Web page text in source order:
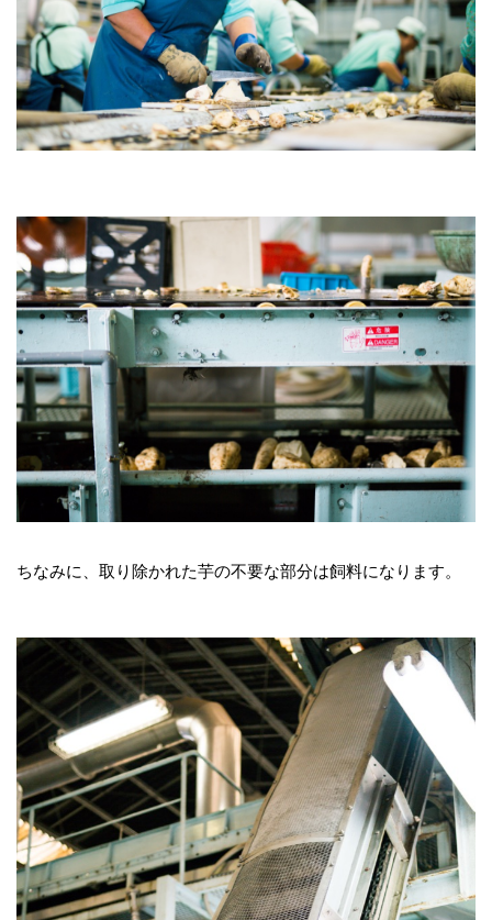
ちなみに、取り除かれた芋の不要な部分は飼料になります。